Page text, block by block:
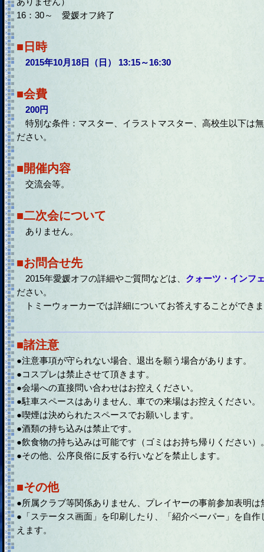
16：30～ 愛媛オフ終了
■日時
2015年10月18日（日） 13:15～16:30
■会費
200円
特別な条件：マスター、イラストマスター、高校生以下は
ださい。
■開催内容
交流会等。
■二次会について
ありません。
■お問合せ先
2015年愛媛オフの詳細やご質問などは、 クォーツ・インフ
ださい。
トミーウォーカーでは詳細についてお答えすることができ
■諸注意
●注意事項が守られない場合、退出を願う場合があります。
●コスプレは禁止させて頂きます。
●会場への直接問い合わせはお控えください。
●駐車スペースはありません、車での来場はお控えください。
●喫煙は決められたスペースでお願いします。
●酒類の持ち込みは禁止です。
●飲食物の持ち込みは可能です（ゴミはお持ち帰りください）
●その他、公序良俗に反する行いなどを禁止します。
■その他
●所属クラブ等関係ありません、プレイヤーの事前参加表明は
●「ステータス画面」を印刷したり、「紹介ペーパー」を自
えます。